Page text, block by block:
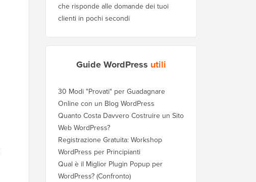
che risponde alle domande dei tuoi
clienti in pochi secondi
Guide WordPress utili
30 Modi "Provati" per Guadagnare
Online con un Blog WordPress
Quanto Costa Davvero Costruire un Sito
Web WordPress?
Registrazione Gratuita: Workshop
WordPress per Principianti
Qual è il Miglior Plugin Popup per
WordPress? (Confronto)